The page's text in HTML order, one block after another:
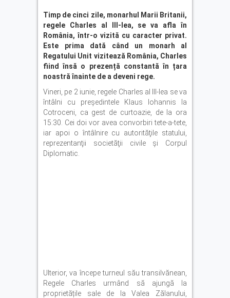
Timp de cinci zile, monarhul Marii Britanii,
regele Charles al III-lea, se va afla în
România, într-o vizită cu caracter privat.
Este prima dată când un monarh al
Regatului Unit vizitează România, Charles
fiind însă o prezență constantă în țara
noastră înainte de a deveni rege.
Vineri, pe 2 iunie, regele Charles al III-lea se va
întâlni cu președintele Klaus Iohannis la
Cotroceni, ca gest de curtoazie, de la ora
15:30. Cei doi vor avea convorbiri tete-a-tete,
iar apoi o întâlnire cu autorităţile statului,
reprezentanţii societăţii civile şi Corpul
Diplomatic.
Ulterior, va începe turneul său transilvănean,
Regele Charles urmând să ajungă la
proprietățile sale de la Valea Zălanului,